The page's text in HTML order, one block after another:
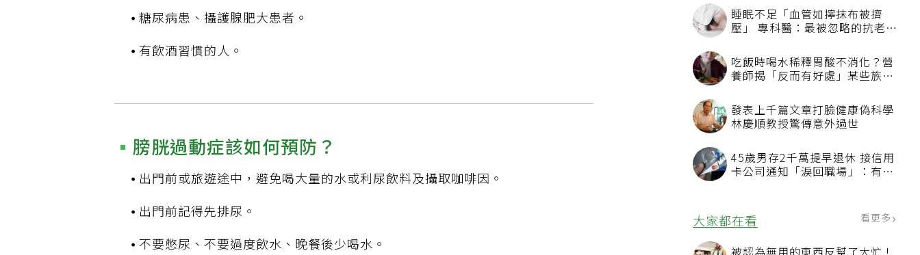
最新文章
睡眠不足「血管如擰抹布被擠
壓」 專科醫：最被忽略的抗老方
法
糖尿病患、攝護腺肥大患者。
有飲酒習慣的人。
膀胱過動症該如何預防？
出門前或旅遊途中，避免喝大量的水或利尿飲料及攝取咖啡因。
出門前記得先排尿。
不要憋尿、不要過度飲水、晚餐後少喝水。